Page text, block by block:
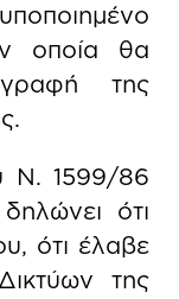
οποία θα
της
Ν. 1599/86
ότι
ότι έλαβε
της